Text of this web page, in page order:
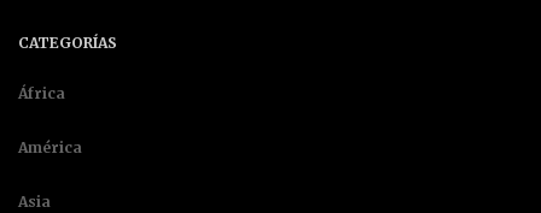
CATEGORÍAS
África
América
Asia